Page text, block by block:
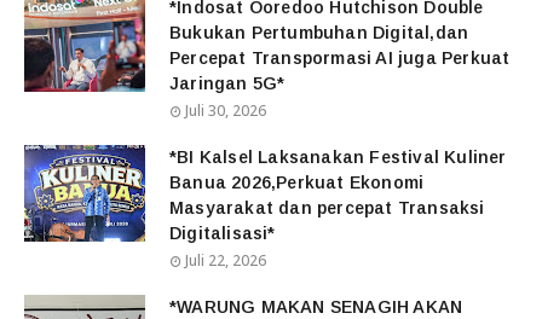
*Indosat Ooredoo Hutchison Double
Bukukan Pertumbuhan Digital,dan
Percepat Transpormasi AI juga Perkuat
Jaringan 5G*
Juli 30, 2026
*BI Kalsel Laksanakan Festival Kuliner
Banua 2026,Perkuat Ekonomi
Masyarakat dan percepat Transaksi
Digitalisasi*
Juli 22, 2026
*WARUNG MAKAN SENAGIH AKAN